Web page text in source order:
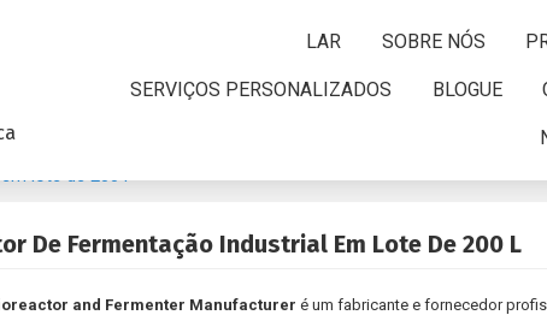
LAR SOBRE NÓS
SERVIÇOS PERSONALIZADOS BLOGUE
lote de 200 l
De Fermentação Industrial Em Lote De 200 L
and Fermenter Manufacturer é um fabricante e fornecedor